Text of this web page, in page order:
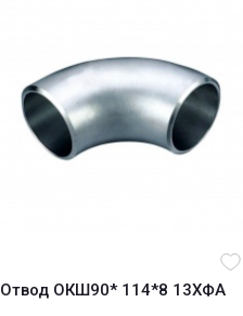
Отвод ОКШ90* 114*8 13ХФА